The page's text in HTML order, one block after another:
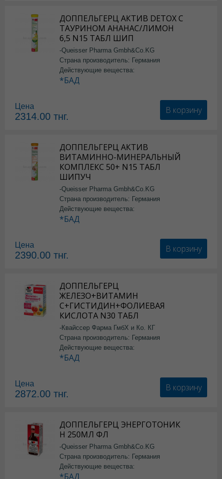
ДОППЕЛЬГЕРЦ АКТИВ DETOX С
ТАУРИНОМ АНАНАС/ЛИМОН
6,5 N15 ТАБЛ ШИП
-Queisser Pharma Gmbh&Co.KG
Страна производитель: Германия
Действующие вещества:
*БАД
Цена
2314.00 тнг.
В корзину
ДОППЕЛЬГЕРЦ АКТИВ
ВИТАМИННО-МИНЕРАЛЬНЫЙ
КОМПЛЕКС 50+ N15 ТАБЛ
ШИПУЧ
-Queisser Pharma Gmbh&Co.KG
Страна производитель: Германия
Действующие вещества:
*БАД
Цена
2390.00 тнг.
В корзину
ДОППЕЛЬГЕРЦ
ЖЕЛЕЗО+ВИТАМИН
С+ГИСТИДИН+ФОЛИЕВАЯ
КИСЛОТА N30 ТАБЛ
-Квайссер Фарма ГмбХ и Ко. КГ
Страна производитель: Германия
Действующие вещества:
*БАД
Цена
2872.00 тнг.
В корзину
ДОППЕЛЬГЕРЦ ЭНЕРГОТОНИК
Н 250МЛ ФЛ
-Queisser Pharma Gmbh&Co.KG
Страна производитель: Германия
Действующие вещества:
*БАД